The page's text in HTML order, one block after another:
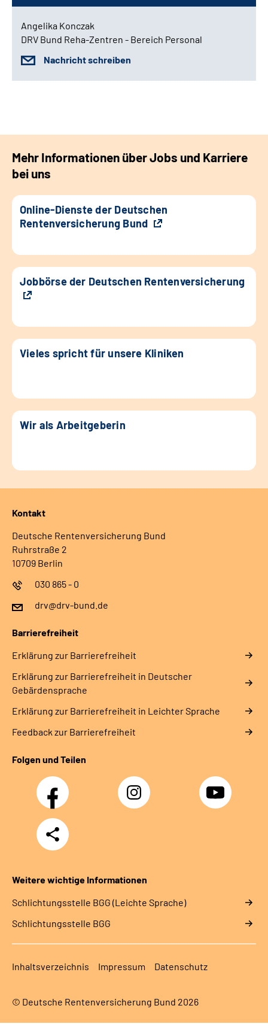
Angelika Konczak
DRV Bund Reha-Zentren - Bereich Personal
Nachricht schreiben
Mehr Informationen über Jobs und Karriere
bei uns
Online-Dienste der Deutschen
Rentenversicherung Bund
Jobbörse der Deutschen Rentenversicherung
Vieles spricht für unsere Kliniken
Wir als Arbeitgeberin
Kontakt
Deutsche Rentenversicherung Bund
Ruhrstraße 2
10709 Berlin
030 865 - 0
drv@drv-bund.de
Barrierefreiheit
Erklärung zur Barrierefreiheit
Erklärung zur Barrierefreiheit in Deutscher
Gebärdensprache
Erklärung zur Barrierefreiheit in Leichter Sprache
Feedback zur Barrierefreiheit
Folgen und Teilen
Facebook Instagram YouTube
Teilen
Weitere wichtige Informationen
Schlich­tungs­stel­le BGG (Leichte Sprache)
Schlich­tungs­stel­le BGG
Inhaltsverzeichnis Impressum Datenschutz
© Deutsche Rentenversicherung Bund 2026